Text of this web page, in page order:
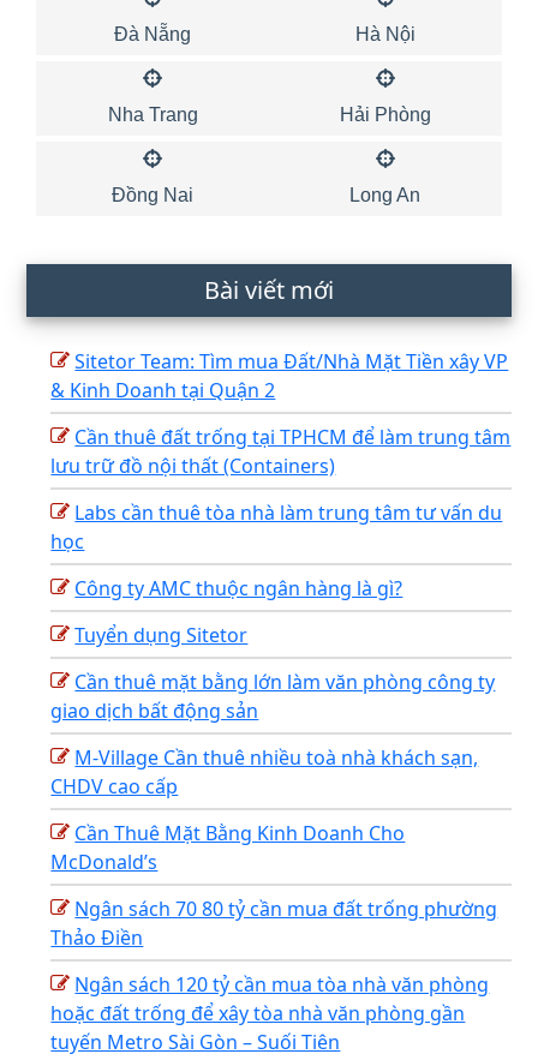
Đà Nẵng Hà Nội
Nha Trang Hải Phòng
Đồng Nai Long An
Bài viết mới
Sitetor Team: Tìm mua Đất/Nhà Mặt Tiền xây VP
& Kinh Doanh tại Quận 2
Cần thuê đất trống tại TPHCM để làm trung tâm
lưu trữ đồ nội thất (Containers)
Labs cần thuê tòa nhà làm trung tâm tư vấn du
học
Công ty AMC thuộc ngân hàng là gì?
Tuyển dụng Sitetor
Cần thuê mặt bằng lớn làm văn phòng công ty
giao dịch bất động sản
M-Village Cần thuê nhiều toà nhà khách sạn,
CHDV cao cấp
Cần Thuê Mặt Bằng Kinh Doanh Cho
McDonald’s
Ngân sách 70 80 tỷ cần mua đất trống phường
Thảo Điền
Ngân sách 120 tỷ cần mua tòa nhà văn phòng
hoặc đất trống để xây tòa nhà văn phòng gần
tuyến Metro Sài Gòn – Suối Tiên